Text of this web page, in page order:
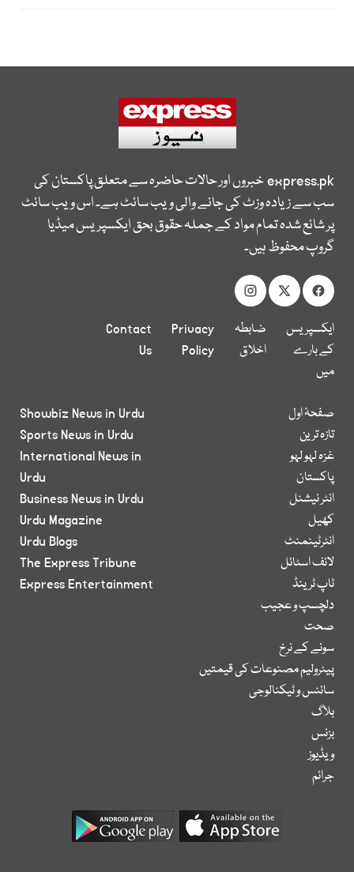
express.pkخبروں اور حالات حاضرہ سے متعلق پاکستان کی
سب سے زیادہ وزٹ کی جانے والی ویب سائٹ ہے۔ اس ویب سائٹ
پر شائع شدہ تمام مواد کے جملہ حقوق بحق ایکسپریس میڈیا
گروپ محفوظ ہیں۔
ایکسپریس
کے بارے
میں
ضابطہ
اخلاق
Privacy
Policy
Contact
Us
صفحۂ اول
تازہ ترین
غزہ لہو لہو
پاکستان
انٹر نیشنل
کھیل
انٹرٹینمنٹ
لائف اسٹائل
ٹاپ ٹرینڈ
دلچسپ و عجیب
صحت
سونے کے نرخ
پیٹرولیم مصنوعات کی قیمتیں
سائنس و ٹیکنالوجی
بلاگ
بزنس
ویڈیوز
جرائم
Showbiz News in Urdu
Sports News in Urdu
International News in
Urdu
Business News in Urdu
Urdu Magazine
Urdu Blogs
The Express Tribune
Express Entertainment